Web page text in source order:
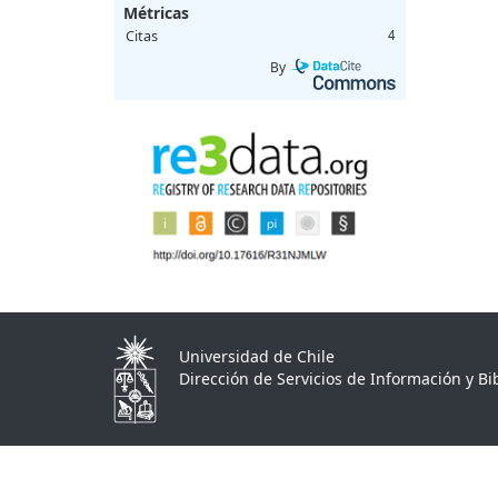
Métricas
Citas 4
By
Universidad de Chile
Dirección de Servicios de Información y